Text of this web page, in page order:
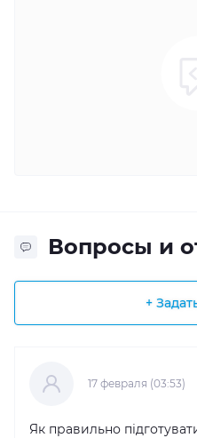
Вопросы и
+
17 февраля (03:53)
Як правильно